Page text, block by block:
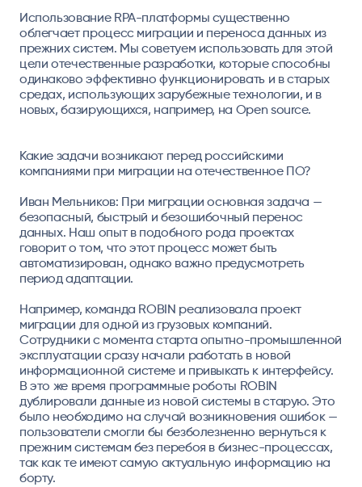
Использование RPA-платформы существенно
облегчает процесс миграции и переноса данных из
прежних систем. Мы советуем использовать для этой
цели отечественные разработки, которые способны
одинаково эффективно функционировать и в старых
средах, использующих зарубежные технологии, и в
новых, базирующихся, например, на Open source.
Какие задачи возникают перед российскими
компаниями при миграции на отечественное ПО?
Иван Мельников: При миграции основная задача —
безопасный, быстрый и безошибочный перенос
данных. Наш опыт в подобного рода проектах
говорит о том, что этот процесс может быть
автоматизирован, однако важно предусмотреть
период адаптации.
Например, команда ROBIN реализовала проект
миграции для одной из грузовых компаний.
Сотрудники с момента старта опытно-промышленной
эксплуатации сразу начали работать в новой
информационной системе и привыкать к интерфейсу.
В это же время программные роботы ROBIN
дублировали данные из новой системы в старую. Это
было необходимо на случай возникновения ошибок —
пользователи смогли бы безболезненно вернуться к
прежним системам без перебоя в бизнес-процессах,
так как те имеют самую актуальную информацию на
борту.